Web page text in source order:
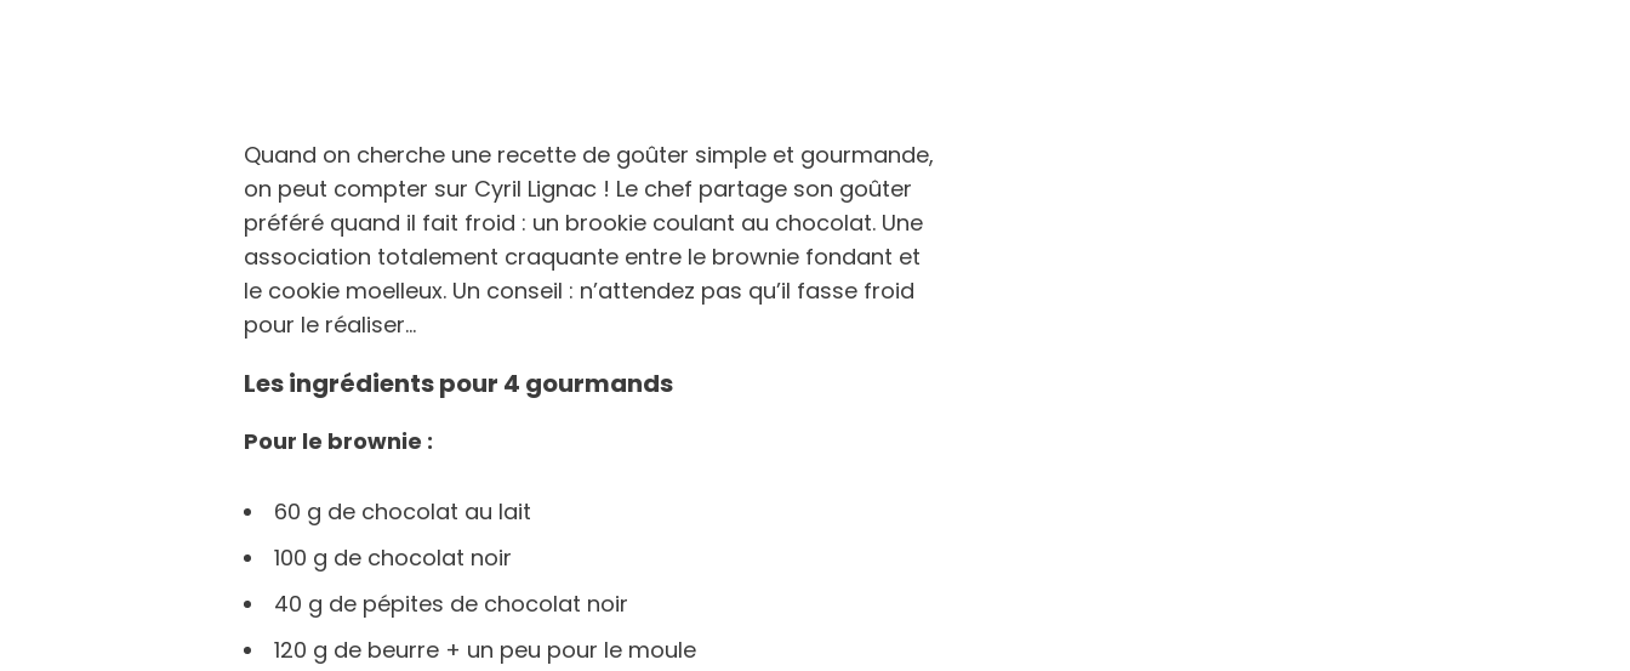
Quand on cherche une recette de goûter simple et gourmande,
on peut compter sur Cyril Lignac ! Le chef partage son goûter
préféré quand il fait froid : un brookie coulant au chocolat. Une
association totalement craquante entre le brownie fondant et
le cookie moelleux. Un conseil : n’attendez pas qu’il fasse froid
pour le réaliser…
Les ingrédients pour 4 gourmands
Pour le brownie :
60 g de chocolat au lait
100 g de chocolat noir
40 g de pépites de chocolat noir
120 g de beurre + un peu pour le moule